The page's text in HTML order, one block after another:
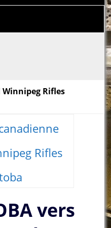
Winnipeg Rifles
Rifles
vers